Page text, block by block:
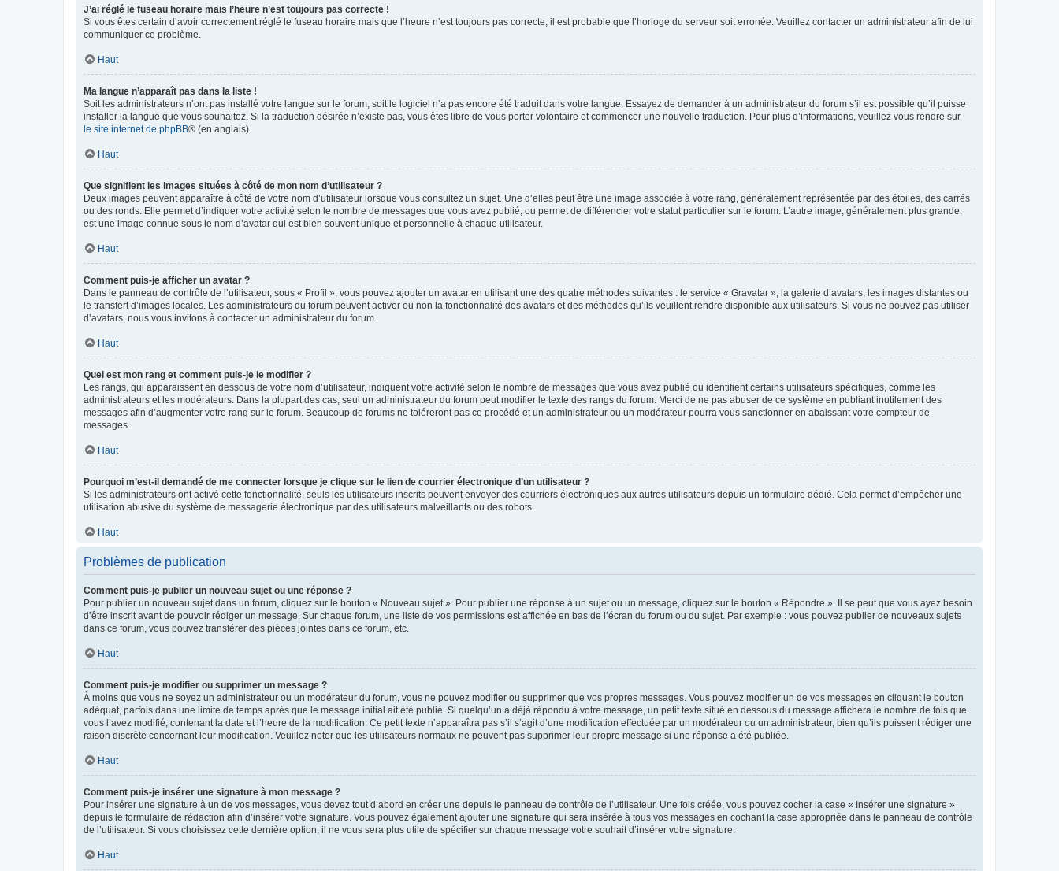
J’ai réglé le fuseau horaire mais l’heure n’est toujours pas correcte !
Si vous êtes certain d’avoir correctement réglé le fuseau horaire mais que l’heure n’est toujours pas correcte, il est probable que l’horloge du serveur soit erronée. Veuillez contacter un administrateur afin de lui
communiquer ce problème.
Haut
Ma langue n’apparaît pas dans la liste !
Soit les administrateurs n’ont pas installé votre langue sur le forum, soit le logiciel n’a pas encore été traduit dans votre langue. Essayez de demander à un administrateur du forum s’il est possible qu’il puisse
installer la langue que vous souhaitez. Si la traduction désirée n’existe pas, vous êtes libre de vous porter volontaire et commencer une nouvelle traduction. Pour plus d’informations, veuillez vous rendre sur
le site internet de phpBB® (en anglais).
Haut
Que signifient les images situées à côté de mon nom d’utilisateur ?
Deux images peuvent apparaître à côté de votre nom d’utilisateur lorsque vous consultez un sujet. Une d’elles peut être une image associée à votre rang, généralement représentée par des étoiles, des carrés
ou des ronds. Elle permet d’indiquer votre activité selon le nombre de messages que vous avez publié, ou permet de différencier votre statut particulier sur le forum. L’autre image, généralement plus grande,
est une image connue sous le nom d’avatar qui est bien souvent unique et personnelle à chaque utilisateur.
Haut
Comment puis-je afficher un avatar ?
Dans le panneau de contrôle de l’utilisateur, sous « Profil », vous pouvez ajouter un avatar en utilisant une des quatre méthodes suivantes : le service « Gravatar », la galerie d’avatars, les images distantes ou
le transfert d’images locales. Les administrateurs du forum peuvent activer ou non la fonctionnalité des avatars et des méthodes qu’ils veuillent rendre disponible aux utilisateurs. Si vous ne pouvez pas utiliser
d’avatars, nous vous invitons à contacter un administrateur du forum.
Haut
Quel est mon rang et comment puis-je le modifier ?
Les rangs, qui apparaissent en dessous de votre nom d’utilisateur, indiquent votre activité selon le nombre de messages que vous avez publié ou identifient certains utilisateurs spécifiques, comme les
administrateurs et les modérateurs. Dans la plupart des cas, seul un administrateur du forum peut modifier le texte des rangs du forum. Merci de ne pas abuser de ce système en publiant inutilement des
messages afin d’augmenter votre rang sur le forum. Beaucoup de forums ne toléreront pas ce procédé et un administrateur ou un modérateur pourra vous sanctionner en abaissant votre compteur de
messages.
Haut
Pourquoi m’est-il demandé de me connecter lorsque je clique sur le lien de courrier électronique d’un utilisateur ?
Si les administrateurs ont activé cette fonctionnalité, seuls les utilisateurs inscrits peuvent envoyer des courriers électroniques aux autres utilisateurs depuis un formulaire dédié. Cela permet d’empêcher une
utilisation abusive du système de messagerie électronique par des utilisateurs malveillants ou des robots.
Haut
Problèmes de publication
Comment puis-je publier un nouveau sujet ou une réponse ?
Pour publier un nouveau sujet dans un forum, cliquez sur le bouton « Nouveau sujet ». Pour publier une réponse à un sujet ou un message, cliquez sur le bouton « Répondre ». Il se peut que vous ayez besoin
d’être inscrit avant de pouvoir rédiger un message. Sur chaque forum, une liste de vos permissions est affichée en bas de l’écran du forum ou du sujet. Par exemple : vous pouvez publier de nouveaux sujets
dans ce forum, vous pouvez transférer des pièces jointes dans ce forum, etc.
Haut
Comment puis-je modifier ou supprimer un message ?
À moins que vous ne soyez un administrateur ou un modérateur du forum, vous ne pouvez modifier ou supprimer que vos propres messages. Vous pouvez modifier un de vos messages en cliquant le bouton
adéquat, parfois dans une limite de temps après que le message initial ait été publié. Si quelqu’un a déjà répondu à votre message, un petit texte situé en dessous du message affichera le nombre de fois que
vous l’avez modifié, contenant la date et l’heure de la modification. Ce petit texte n’apparaîtra pas s’il s’agit d’une modification effectuée par un modérateur ou un administrateur, bien qu’ils puissent rédiger une
raison discrète concernant leur modification. Veuillez noter que les utilisateurs normaux ne peuvent pas supprimer leur propre message si une réponse a été publiée.
Haut
Comment puis-je insérer une signature à mon message ?
Pour insérer une signature à un de vos messages, vous devez tout d’abord en créer une depuis le panneau de contrôle de l’utilisateur. Une fois créée, vous pouvez cocher la case « Insérer une signature »
depuis le formulaire de rédaction afin d’insérer votre signature. Vous pouvez également ajouter une signature qui sera insérée à tous vos messages en cochant la case appropriée dans le panneau de contrôle
de l’utilisateur. Si vous choisissez cette dernière option, il ne vous sera plus utile de spécifier sur chaque message votre souhait d’insérer votre signature.
Haut